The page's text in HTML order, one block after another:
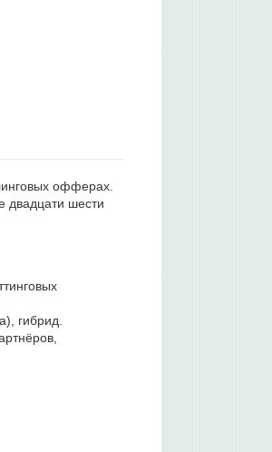
офферах.
двадцати шести
гибрид.